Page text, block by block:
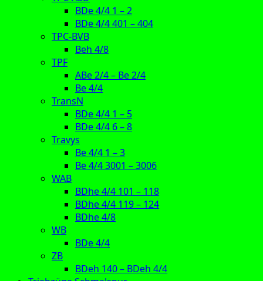
BDe 4/4 1 – 2
BDe 4/4 401 – 404
TPC-BVB
Beh 4/8
TPF
ABe 2/4 – Be 2/4
Be 4/4
TransN
BDe 4/4 1 – 5
BDe 4/4 6 – 8
Travys
Be 4/4 1 – 3
Be 4/4 3001 – 3006
WAB
BDhe 4/4 101 – 118
BDhe 4/4 119 – 124
BDhe 4/8
WB
BDe 4/4
ZB
BDeh 140 – BDeh 4/4